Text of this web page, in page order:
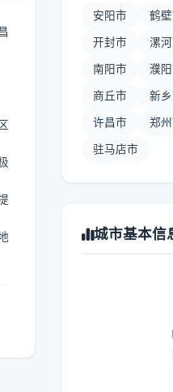
安阳市 鹤
开封市 漯
南阳市 濮
商丘市 新
许昌市 郑
驻马店市
城市基本信